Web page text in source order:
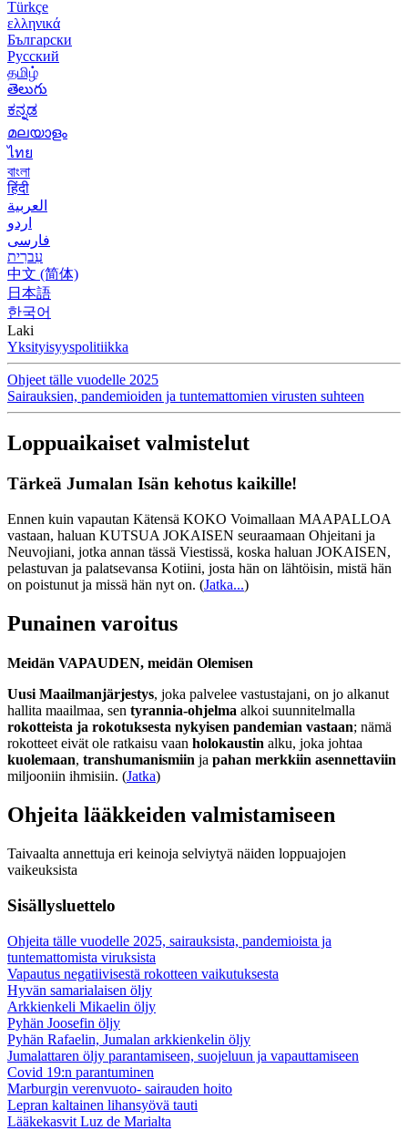
Türkçe
ελληνικά
Български
Русский
தமிழ்
తెలుగు
ಕನ್ನಡ
മലയാളം
ไทย
বাংলা
हिंदी
العربية
اردو
فارسی
עִברִית
中文 (简体)
日本語
한국어
Laki
Yksityisyyspolitiikka
Ohjeet tälle vuodelle 2025
Sairauksien, pandemioiden ja tuntemattomien virusten suhteen
Loppuaikaiset valmistelut
Tärkeä Jumalan Isän kehotus kaikille!
Ennen kuin vapautan Kätensä KOKO Voimallaan MAAPALLOA
vastaan, haluan KUTSUA JOKAISEN seuraamaan Ohjeitani ja
Neuvojiani, jotka annan tässä Viestissä, koska haluan JOKAISEN,
pelastuvan ja palatsevansa Kotiini, josta hän on lähtöisin, mistä hän
on poistunut ja missä hän nyt on. (Jatka...)
Punainen varoitus
Meidän VAPAUDEN, meidän Olemisen
Uusi Maailmanjärjestys, joka palvelee vastustajani, on jo alkanut
hallita maailmaa, sen tyrannia-ohjelma alkoi suunnitelmalla
rokotteista ja rokotuksesta nykyisen pandemian vastaan; nämä
rokotteet eivät ole ratkaisu vaan holokaustin alku, joka johtaa
kuolemaan, transhumanismiin ja pahan merkkiin asennettaviin
miljooniin ihmisiin. (Jatka)
Ohjeita lääkkeiden valmistamiseen
Taivaalta annettuja eri keinoja selviytyä näiden loppuajojen
vaikeuksista
Sisällysluettelo
Ohjeita tälle vuodelle 2025, sairauksista, pandemioista ja
tuntemattomista viruksista
Vapautus negatiivisestä rokotteen vaikutuksesta
Hyvän samarialaisen öljy
Arkkienkeli Mikaelin öljy
Pyhän Joosefin öljy
Pyhän Rafaelin, Jumalan arkkienkelin öljy
Jumalattaren öljy parantamiseen, suojeluun ja vapauttamiseen
Covid 19:n parantuminen
Marburgin verenvuoto- sairauden hoito
Lepran kaltainen lihansyövä tauti
Lääkekasvit Luz de Marialta